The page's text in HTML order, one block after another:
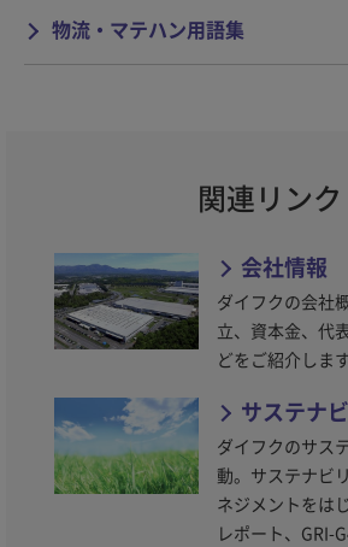
物流・マテハン用語集
関連リンク
会社情報
ダイフクの会社
立、資本金、代
どをご紹介します
サステナ
ダイフクのサス
動。サステナビ
ネジメントをは
レポート、GRI-